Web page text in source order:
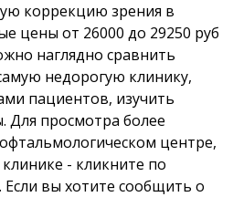
коррекцию зрения в
цены от 26000 до 29250 руб
наглядно сравнить
недорогую клинику,
пациентов, изучить
Для просмотра более
центре,
- кликните по
вы хотите сообщить о